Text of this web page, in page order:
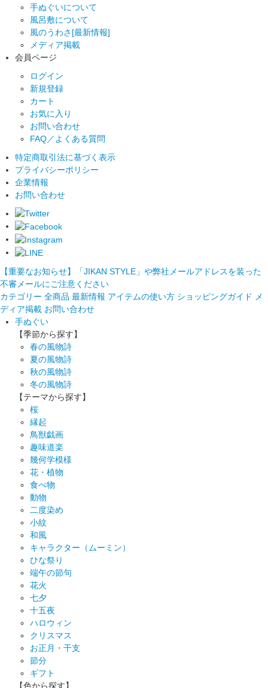
手ぬぐいについて
風呂敷について
風のうわさ[最新情報]
メディア掲載
会員ページ
ログイン
新規登録
カート
お気に入り
お問い合わせ
FAQ／よくある質問
特定商取引法に基づく表示
プライバシーポリシー
企業情報
お問い合わせ
【重要なお知らせ】「JIKAN STYLE」や弊社メールアドレスを装った
不審メールにご注意ください
カテゴリー 全商品 最新情報 アイテムの使い方 ショッピングガイド
メ
ディア掲載 お問い合わせ
手ぬぐい
【季節から探す】
春の風物詩
夏の風物詩
秋の風物詩
冬の風物詩
【テーマから探す】
桜
縁起
鳥獣戯画
趣味道楽
幾何学模様
花・植物
食べ物
動物
二度染め
小紋
和風
キャラクター（ムーミン）
ひな祭り
端午の節句
花火
七夕
十五夜
ハロウィン
クリスマス
お正月・干支
節分
ギフト
【色から探す】